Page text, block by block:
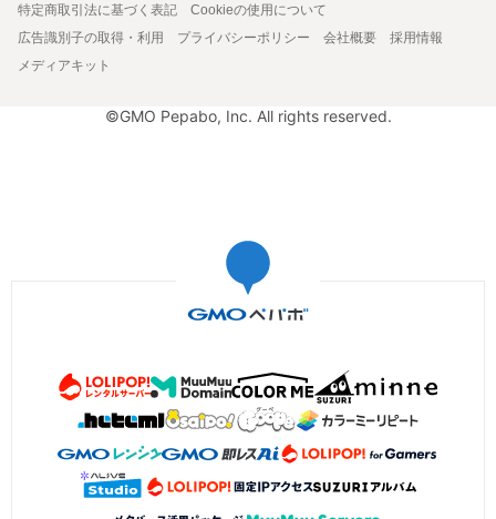
特定商取引法に基づく表記
Cookieの使用について
広告識別子の取得・利用
プライバシーポリシー 会社概要
採用情報
メディアキット
©GMO Pepabo, Inc. All rights reserved.